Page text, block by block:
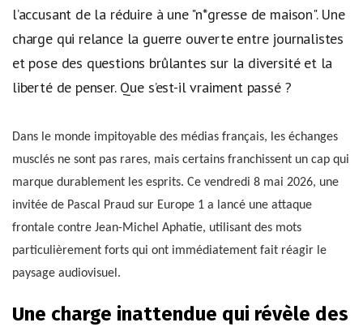
l’accusant de la réduire à une "n*gresse de maison". Une
charge qui relance la guerre ouverte entre journalistes
et pose des questions brûlantes sur la diversité et la
liberté de penser. Que s’est-il vraiment passé ?
Dans le monde impitoyable des médias français, les échanges
musclés ne sont pas rares, mais certains franchissent un cap qui
marque durablement les esprits. Ce vendredi 8 mai 2026, une
invitée de Pascal Praud sur Europe 1 a lancé une attaque
frontale contre Jean-Michel Aphatie, utilisant des mots
particulièrement forts qui ont immédiatement fait réagir le
paysage audiovisuel.
Une charge inattendue qui révèle des